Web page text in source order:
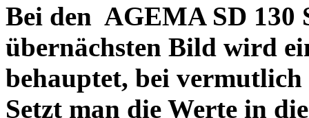
Bei den AGEMA SD 130
übernächsten Bild wird
behauptet, bei vermutlich
Setzt man die Werte in